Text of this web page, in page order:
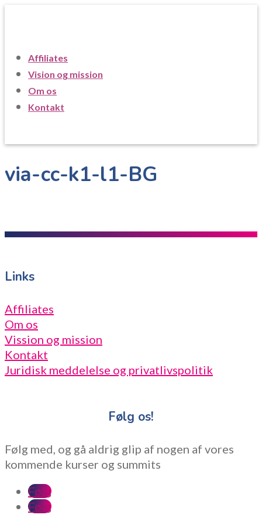
Affiliates
Vision og mission
Om os
Kontakt
via-cc-k1-l1-BG
Links
Affiliates
Om os
Vission og mission
Kontakt
Juridisk meddelelse og privatlivspolitik
Følg os!
Følg med, og gå aldrig glip af nogen af vores
kommende kurser og summits
Følg
Følg